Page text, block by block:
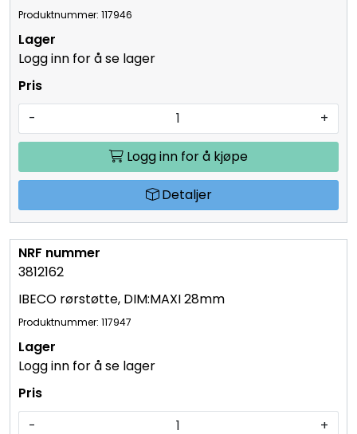
IBECO rørstøtte, DIM:MAXI 21mm
Produktnummer: 117946
Logg inn for å se lager
- +
Logg inn for å kjøpe
Detaljer
3812162
IBECO rørstøtte, DIM:MAXI 28mm
Produktnummer: 117947
Logg inn for å se lager